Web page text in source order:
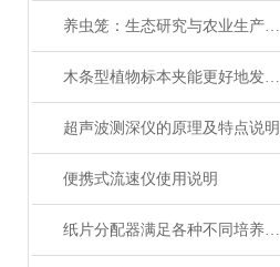
养虫笼：生态研究与农业生产的精密工具
木条型植物标本夹能更好地发挥作用
超声波测深仪的原理及特点说明
便携式流速仪使用说明
纸片分配器满足各种不同培养板的要求